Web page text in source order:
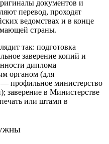
документов и
перевод, проходят
ведомствах и в конце
страны.
так: подготовка
заверение копий и
диплома
органом (для
— профильное министерство
заверение в Министерстве
или штамп в